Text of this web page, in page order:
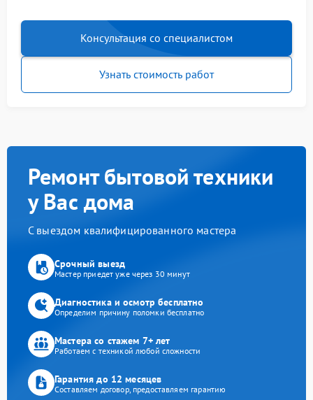
Консультация со специалистом
Узнать стоимость работ
Ремонт бытовой техники
у Вас дома
С выездом квалифицированного мастера
Срочный выезд
Мастер приедет уже через 30 минут
Диагностика и осмотр бесплатно
Определим причину поломки бесплатно
Мастера со стажем 7+ лет
Работаем с техникой любой сложности
Гарантия до 12 месяцев
Составляем договор, предоставляем гарантию